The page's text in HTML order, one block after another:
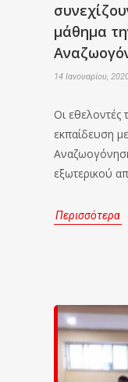
μάθημα
14 Ιανουαρίου,
Οι εθελοντές
εκπαίδευση
εξωτερικού
Περισσότερα